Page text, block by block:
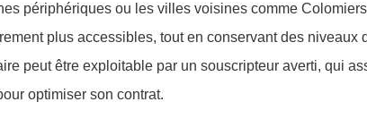
périphériques ou les villes voisines comme
plus accessibles, tout en conservant des niveaux
peut être exploitable par un souscripteur averti, qui
optimiser son contrat.